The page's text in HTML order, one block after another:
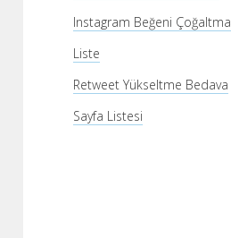
Instagram Beğeni Çoğaltma
Liste
Retweet Yükseltme Bedava
Sayfa Listesi